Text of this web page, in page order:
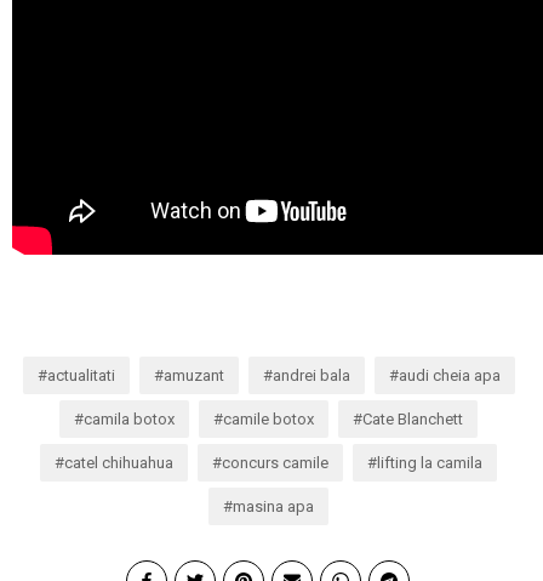
actualitati amuzant andrei bala audi cheia apa
camila botox camile botox Cate Blanchett
catel chihuahua concurs camile lifting la camila
masina apa